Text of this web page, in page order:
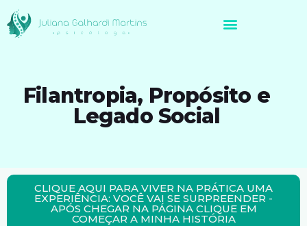
Filantropia, Propósito e
Legado Social
CLIQUE AQUI PARA VIVER NA PRÁTICA UMA
EXPERIÊNCIA: VOCÊ VAI SE SURPREENDER -
APÓS CHEGAR NA PÁGINA CLIQUE EM
COMEÇAR A MINHA HISTÓRIA